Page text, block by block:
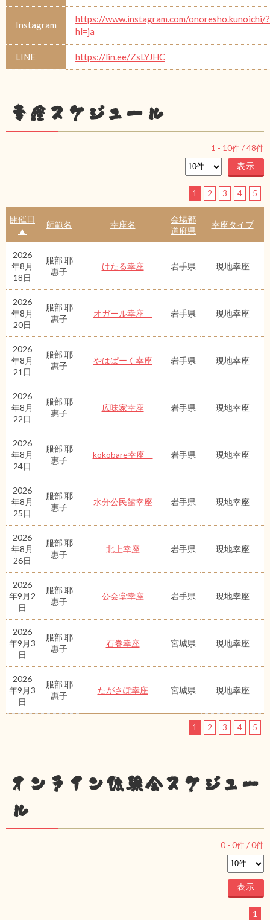
Instagram
https://www.instagram.com/onoresho.kunoichi/?
hl=ja
LINE https://lin.ee/ZsLYJHC
幸座スケジュール
1 - 10件 /48件
1 2 3 4 5
開催日
▲
師範名 幸座名
会場都
道府県
幸座タイプ
2026
年8月
18日
服部 耶
惠子
けたる幸座 岩手県 現地幸座
2026
年8月
20日
服部 耶
惠子
オガール幸座 岩手県 現地幸座
2026
年8月
21日
服部 耶
惠子
やはぱーく幸座 岩手県 現地幸座
2026
年8月
22日
服部 耶
惠子
広味家幸座 岩手県 現地幸座
2026
年8月
24日
服部 耶
惠子
kokobare幸座 岩手県 現地幸座
2026
年8月
25日
服部 耶
惠子
水分公民館幸座 岩手県 現地幸座
2026
年8月
26日
服部 耶
惠子
北上幸座 岩手県 現地幸座
2026
年9月2
日
服部 耶
惠子
公会堂幸座 岩手県 現地幸座
2026
年9月3
日
服部 耶
惠子
石巻幸座 宮城県 現地幸座
2026
年9月3
日
服部 耶
惠子
たがさぽ幸座 宮城県 現地幸座
1 2 3 4 5
オンライン体験会スケジュー
ル
0 - 0件 /0件
1